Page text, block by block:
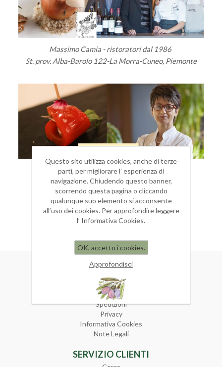
Massimo Camia - ristoratori dal 1986
St. prov. Alba-Barolo 122-La Morra-Cuneo, Piemonte
Il Centro - Ristoratori dal 1956
Via Umberto I n.5 -Priocca - Cuneo, Piemonte
Mappa del sito
Condizioni di Vendita
Spedizioni
Privacy
Informativa Cookies
Note Legali
SERVIZIO CLIENTI
Questo sito utilizza cookies, anche di terze
parti, per migliorare l’ esperienza di
navigazione. Chiudendo questo banner,
scorrendo questa pagina o cliccando
qualunque suo elemento si acconsente
all’uso dei cookies. Per approfondire leggere
l’ Informativa Cookies.
OK, accetto i cookies.
Approfondisci